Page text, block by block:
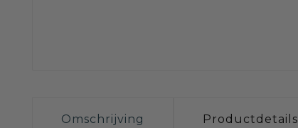
Omschrijving Productdetails